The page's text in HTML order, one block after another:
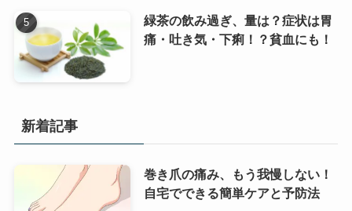
緑茶の飲み過ぎ、量は？症状は胃
痛・吐き気・下痢！？貧血にも！
新着記事
巻き爪の痛み、もう我慢しない！
自宅でできる簡単ケアと予防法